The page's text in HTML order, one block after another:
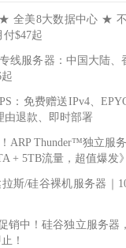
全美8大数据中心 ★
$47起
专线服务器：中国大陆
：免费赠送IPv4、
由退款、即时部署
ARP Thunder™独立服
+ 5TB流量，超值爆发》
拉斯/硅谷裸机服务器｜
销中！硅谷独立服务器
！